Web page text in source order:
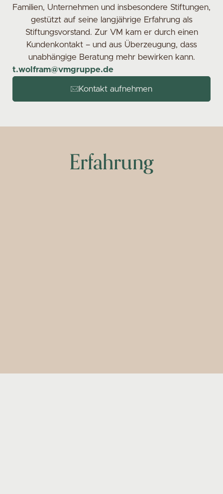
Familien, Unternehmen und insbesondere Stiftungen,
gestützt auf seine langjährige Erfahrung als
Stiftungsvorstand. Zur VM kam er durch einen
Kundenkontakt – und aus Überzeugung, dass
unabhängige Beratung mehr bewirken kann.
t.wolfram@vmgruppe.de
Kontakt aufnehmen
Erfahrung